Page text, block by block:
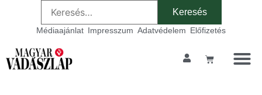
Médiaajánlat Impresszum Adatvédelem Előfizetés